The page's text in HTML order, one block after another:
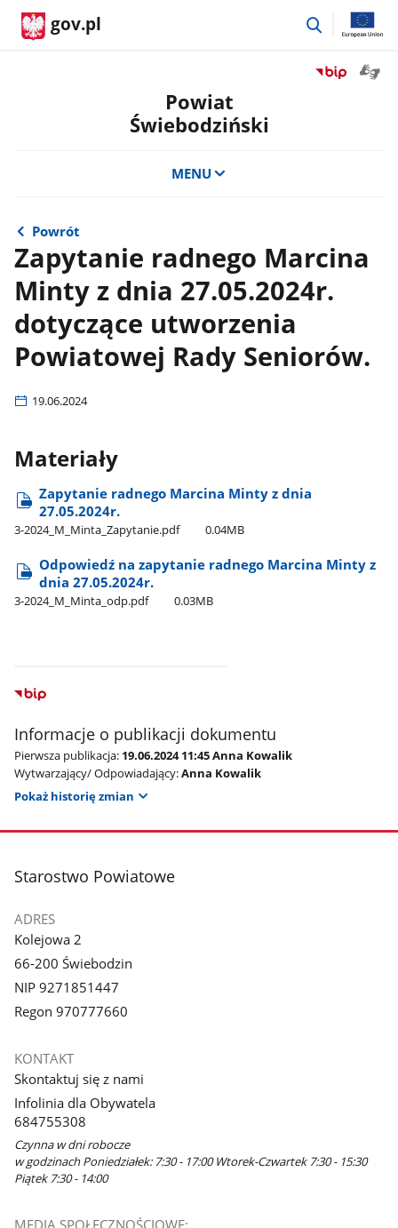
gov.pl
przejdź
Przejdź
Powiat
Świebodziński
MENU
Powrót
Zapytanie radnego Marcina
Minty z dnia 27.05.2024r.
dotyczące utworzenia
Powiatowej Rady Seniorów.
19.06.2024
Materiały
Zapytanie radnego Marcina Minty z dnia
27.05.2024r.
3-2024​_M​_Minta​_Zapytanie.pdf 0.04MB
Odpowiedź na zapytanie radnego Marcina Minty z
dnia 27.05.2024r.
3-2024​_M​_Minta​_odp.pdf 0.03MB
Informacje o publikacji dokumentu
Pierwsza publikacja: 19.06.2024 11:45 Anna Kowalik
Wytwarzający/ Odpowiadający:Anna Kowalik
Pokaż historię zmian
stopka
Starostwo Powiatowe
ADRES
Kolejowa 2
66-200 Świebodzin
NIP 9271851447
Regon 970777660
KONTAKT
Skontaktuj się z nami
Infolinia dla Obywatela
684755308
Czynna w dni robocze
w godzinach Poniedziałek: 7:30 - 17:00 Wtorek-Czwartek 7:30 - 15:30
Piątek 7:30 - 14:00